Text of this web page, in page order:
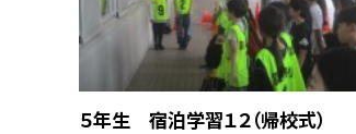
５年生 宿泊学習１２（帰校式）